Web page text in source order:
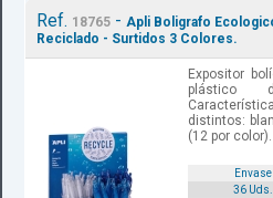
Ref. 18765- Apli Boligrafo
Reciclado - Surtidos 3 Colores.
Expositor
plástico
distintos:
(12 por
Envase
36 Uds.